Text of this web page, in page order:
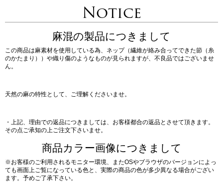
Notice
麻混の製品につきまして
この商品は麻素材を使用している為、ネップ（繊維が絡み合ってできた節（糸
のかたまり））や織り傷のようなものが見られますが、不良品ではございませ
ん。
天然の麻の特性として、ご理解くださいませ。
・上記、理由での返品につきましては、お客様都合の返品とさせて頂きます。
その点ご承知の上ご注文下さいませ。
商品カラー画像につきまして
※お客様のご利用されるモニター環境、またOSやブラウザのバージョンによっ
ても画面上ご覧になっている色と、実際の商品の色が多少異なる場合がござい
ます。予めご了承下さい。